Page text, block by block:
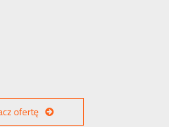
ofertę